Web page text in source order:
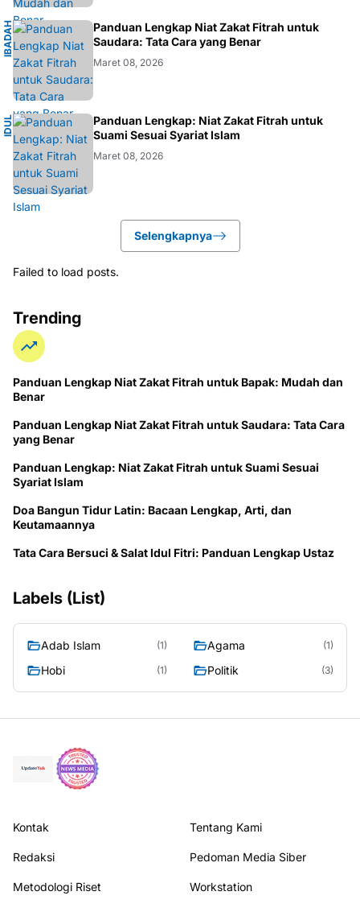
I
B
A
DA
H
I
S
L
AM
Panduan Lengkap Niat Zakat Fitrah untuk
Saudara: Tata Cara yang Benar
Maret 08, 2026
I
D
U
L
F
I
T
RI
Panduan Lengkap: Niat Zakat Fitrah untuk
Suami Sesuai Syariat Islam
Maret 08, 2026
Selengkapnya
Failed to load posts.
Trending
Panduan Lengkap Niat Zakat Fitrah untuk Bapak: Mudah dan
Benar
Panduan Lengkap Niat Zakat Fitrah untuk Saudara: Tata Cara
yang Benar
Panduan Lengkap: Niat Zakat Fitrah untuk Suami Sesuai
Syariat Islam
Doa Bangun Tidur Latin: Bacaan Lengkap, Arti, dan
Keutamaannya
Tata Cara Bersuci & Salat Idul Fitri: Panduan Lengkap Ustaz
Labels (List)
Adab Islam (1) Agama (1)
Hobi (1) Politik (3)
Kontak Tentang Kami
Redaksi Pedoman Media Siber
Metodologi Riset Workstation